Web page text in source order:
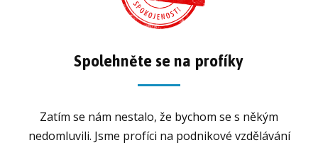
Spolehněte se na profíky
Zatím se nám nestalo, že bychom se s někým
nedomluvili. Jsme profíci na podnikové vzdělávání